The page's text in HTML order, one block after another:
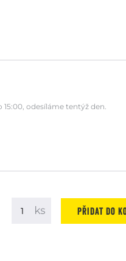
odesíláme tentýž den.
Přidat do